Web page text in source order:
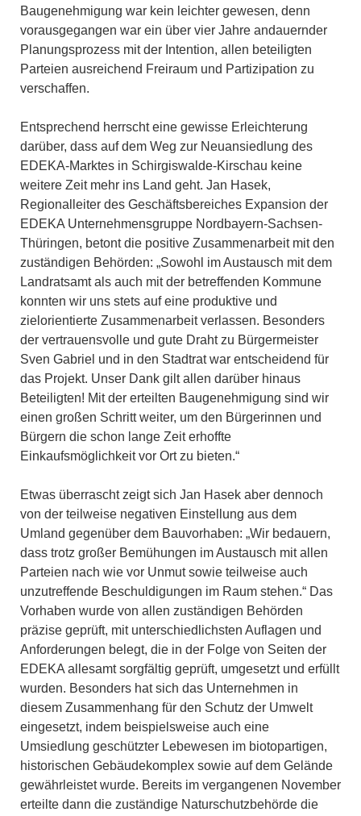
Baugenehmigung war kein leichter gewesen, denn
vorausgegangen war ein über vier Jahre andauernder
Planungsprozess mit der Intention, allen beteiligten
Parteien ausreichend Freiraum und Partizipation zu
verschaffen.
Entsprechend herrscht eine gewisse Erleichterung
darüber, dass auf dem Weg zur Neuansiedlung des
EDEKA-Marktes in Schirgiswalde-Kirschau keine
weitere Zeit mehr ins Land geht. Jan Hasek,
Regionalleiter des Geschäftsbereiches Expansion der
EDEKA Unternehmensgruppe Nordbayern-Sachsen-
Thüringen, betont die positive Zusammenarbeit mit den
zuständigen Behörden: „Sowohl im Austausch mit dem
Landratsamt als auch mit der betreffenden Kommune
konnten wir uns stets auf eine produktive und
zielorientierte Zusammenarbeit verlassen. Besonders
der vertrauensvolle und gute Draht zu Bürgermeister
Sven Gabriel und in den Stadtrat war entscheidend für
das Projekt. Unser Dank gilt allen darüber hinaus
Beteiligten! Mit der erteilten Baugenehmigung sind wir
einen großen Schritt weiter, um den Bürgerinnen und
Bürgern die schon lange Zeit erhoffte
Einkaufsmöglichkeit vor Ort zu bieten.“
Etwas überrascht zeigt sich Jan Hasek aber dennoch
von der teilweise negativen Einstellung aus dem
Umland gegenüber dem Bauvorhaben: „Wir bedauern,
dass trotz großer Bemühungen im Austausch mit allen
Parteien nach wie vor Unmut sowie teilweise auch
unzutreffende Beschuldigungen im Raum stehen.“ Das
Vorhaben wurde von allen zuständigen Behörden
präzise geprüft, mit unterschiedlichsten Auflagen und
Anforderungen belegt, die in der Folge von Seiten der
EDEKA allesamt sorgfältig geprüft, umgesetzt und erfüllt
wurden. Besonders hat sich das Unternehmen in
diesem Zusammenhang für den Schutz der Umwelt
eingesetzt, indem beispielsweise auch eine
Umsiedlung geschützter Lebewesen im biotopartigen,
historischen Gebäudekomplex sowie auf dem Gelände
gewährleistet wurde. Bereits im vergangenen November
erteilte dann die zuständige Naturschutzbehörde die